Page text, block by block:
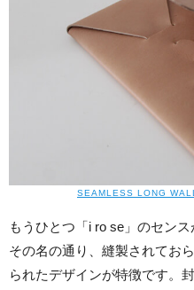
SEAMLESS LONG
もうひとつ「i ro se」のセン
その名の通り、縫製されてお
られたデザインが特徴です。